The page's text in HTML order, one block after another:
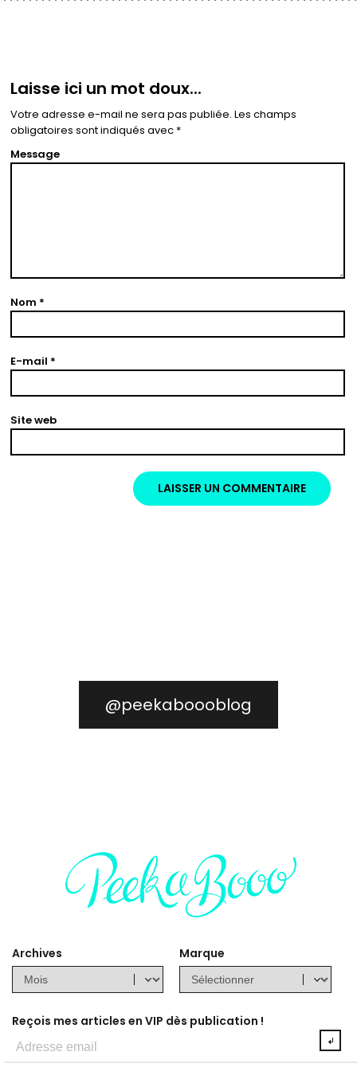
Laisse ici un mot doux...
Votre adresse e-mail ne sera pas publiée. Les champs
obligatoires sont indiqués avec *
Message
Nom *
E-mail *
Site web
@peekaboooblog
Archives Marque
Reçois mes articles en VIP dès publication !